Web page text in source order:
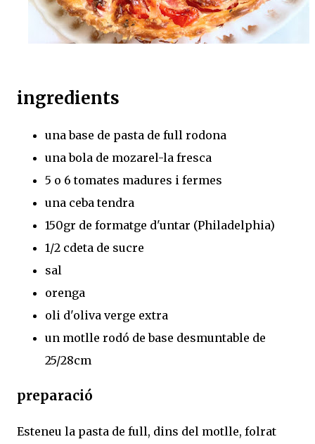
ingredients
una base de pasta de full rodona
una bola de mozarel-la fresca
5 o 6 tomates madures i fermes
una ceba tendra
150gr de formatge d'untar (Philadelphia)
1/2 cdeta de sucre
sal
orenga
oli d'oliva verge extra
un motlle rodó de base desmuntable de
25/28cm
preparació
Esteneu la pasta de full, dins del motlle, folrat